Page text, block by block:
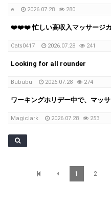
e 2026.07.28 280
❤️❤️❤️ 忙しい高収入マッサージ
Cats0417 2026.07.28 241
Looking for all rounder
Bububu 2026.07.28 274
Magiclark 2026.07.28 253
1 2